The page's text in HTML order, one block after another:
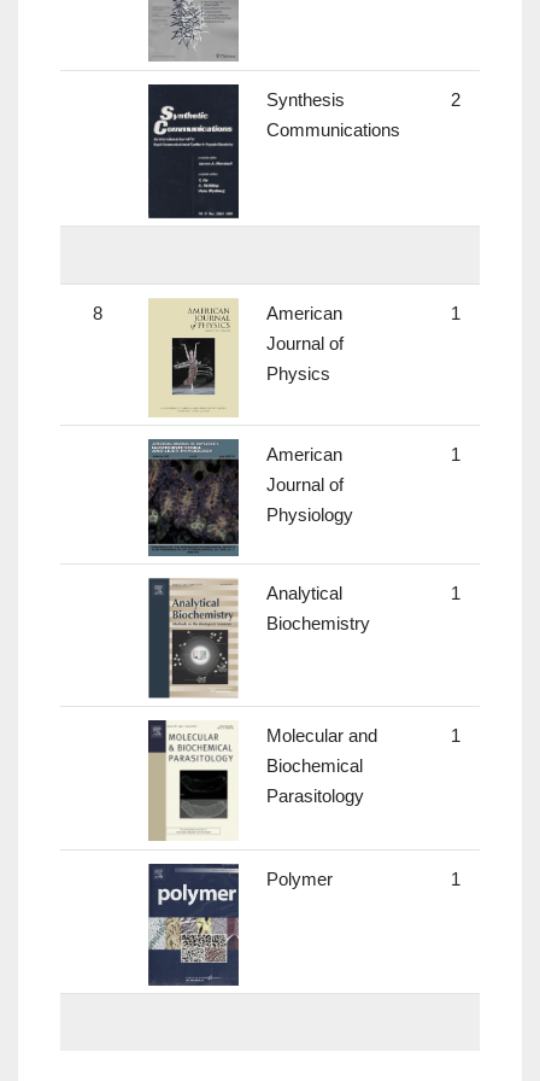
Synthesis
Communications
2
8
American
Journal of
Physics
1
American
Journal of
Physiology
1
Analytical
Biochemistry
1
Molecular and
Biochemical
Parasitology
1
Polymer 1